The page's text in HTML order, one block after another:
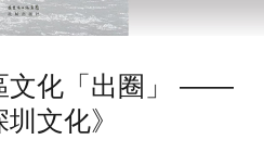
文化「出圈」 ——
文化》